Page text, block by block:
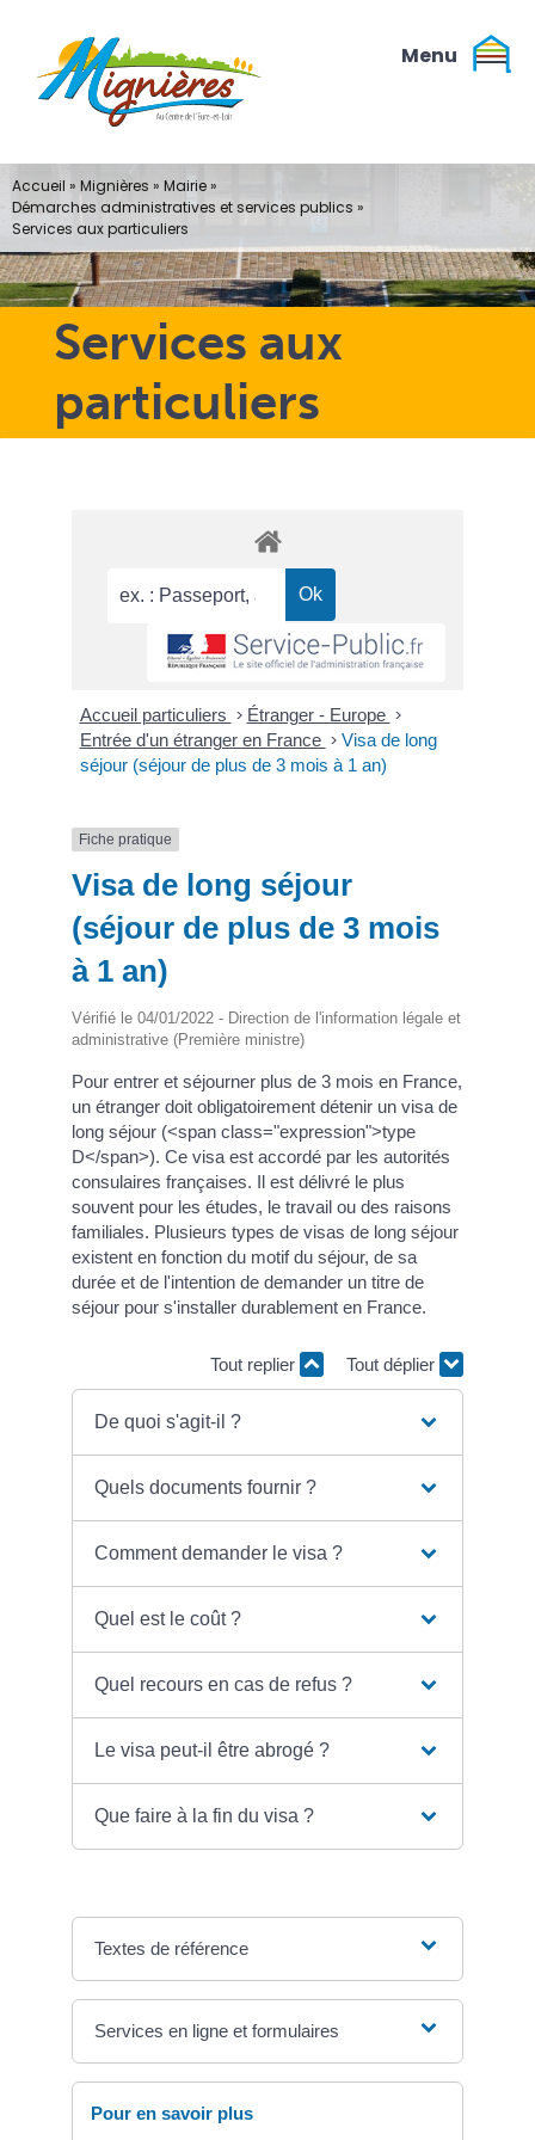
contenu
Services aux
particuliers
Accueil » Mignières » Mairie»
Démarches administratives et services publics »
Services aux particuliers
Accueil particuliers > Étranger - Europe >
Entrée d'un étranger en France > Visa de long
séjour (séjour de plus de 3 mois à 1 an)
Fiche pratique
Visa de long séjour
(séjour de plus de 3 mois
à 1 an)
Vérifié le 04/01/2022 - Direction de l'information légale et
administrative (Première ministre)
Pour entrer et séjourner plus de 3 mois en France,
un étranger doit obligatoirement détenir un visa de
long séjour (<span class="expression">type
D</span>). Ce visa est accordé par les autorités
consulaires françaises. Il est délivré le plus
souvent pour les études, le travail ou des raisons
familiales. Plusieurs types de visas de long séjour
existent en fonction du motif du séjour, de sa
durée et de l'intention de demander un titre de
séjour pour s'installer durablement en France.
Tout replier Tout déplier
De quoi s'agit-il ?
Quels documents fournir ?
Comment demander le visa ?
Quel est le coût ?
Quel recours en cas de refus ?
Le visa peut-il être abrogé ?
Que faire à la fin du visa ?
Textes de référence
Services en ligne et formulaires
Pour en savoir plus